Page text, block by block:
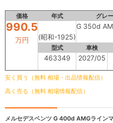
価格 年式 グレ
990.5
万円 (昭和-1925)
G 350d
型式 車検
463349 2027/05
安く買う（無料 相場・出品情報配信）
高く売る（無料 相場情報配信）
メルセデスベンツ G 400d AMGライン